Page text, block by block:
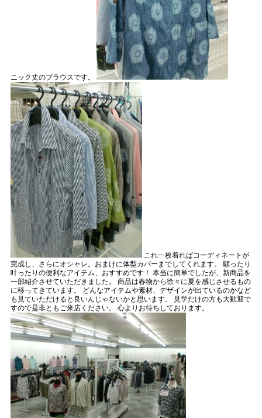
ニック丈のブラウスです。
これ一枚着ればコーディネートが
完成し、さらにオシャレ。おまけに体型カバーまでしてくれます。 願ったり
叶ったりの便利なアイテム、おすすめです！ 本当に簡単でしたが、新商品を
一部紹介させていただきました。 商品は春物から徐々に夏を感じさせるもの
に移ってきています。 どんなアイテムや素材、デザインが出ているのかなど
も見ていただけると良いんじゃないかと思います。 見学だけの方も大歓迎で
すので是非ともご来店ください。 心よりお待ちしております。